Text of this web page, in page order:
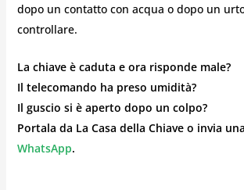
dopo un contatto con acqua o dopo un
controllare.
La chiave è caduta e ora risponde male?
Il telecomando ha preso umidità?
Il guscio si è aperto dopo un colpo?
Portala da La Casa della Chiave o invia
WhatsApp.